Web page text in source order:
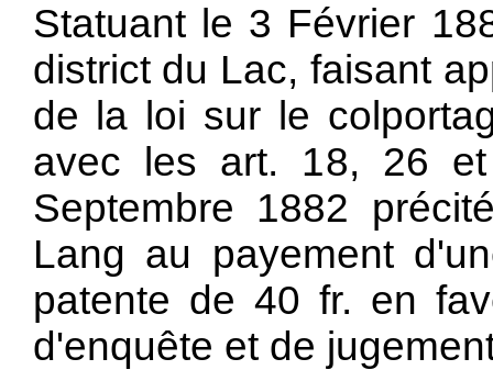
Statuant le 3 Février
district du Lac, faisant
de la loi sur le
avec les art. 18, 26
Septembre 1882
Lang au payement
patente de 40 fr. en
d'enquête et de